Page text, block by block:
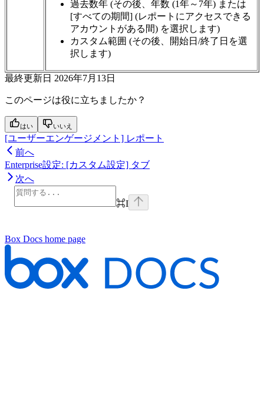
過去数年 (その後、年数 (1年～7年) または
[すべての期間] (レポートにアクセスできる
アカウントがある間) を選択します)
カスタム範囲 (その後、開始日/終了日を選
択します)
最終更新日 2026年7月13日
このページは役に立ちましたか？
はい いいえ
[ユーザーエンゲージメント] レポート
前へ
Enterprise設定: [カスタム設定] タブ
次へ
⌘I
Box Docs home page